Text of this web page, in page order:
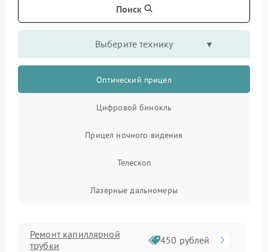
Поиск
Выберите технику
Оптический прицел
Цифровой бинокль
Прицел ночного видения
Телескоп
Лазерные дальномеры
Ремонт капиллярной
трубки
450 рублей